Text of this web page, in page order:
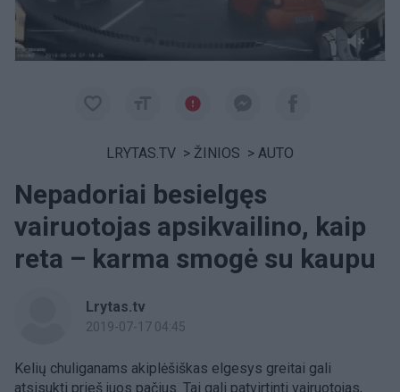
LRYTAS.TV > ŽINIOS > AUTO
Nepadoriai besielgęs
vairuotojas apsikvailino, kaip
reta – karma smogė su kaupu
Lrytas.tv
2019-07-17 04:45
Kelių chuliganams akiplėšiškas elgesys greitai gali
atsisukti prieš juos pačius. Tai gali patvirtinti vairuotojas,